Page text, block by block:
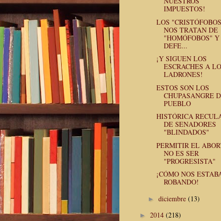
IMPUESTOS!
LOS
NOS TRATAN DE
"HOMÓFOBOS" Y
DEFE...
¡Y SIGUEN LOS
ESCRACHES A
LADRONES!
ESTOS SON LOS
CHUPASANGRE
PUEBLO
HISTÓRICA
DE SENADORES
"BLINDADOS"
PERMITIR EL
NO ES SER
"PROGRESISTA"
¡CÓMO NOS
ROBANDO!
► diciembre (13)
► 2014 (218)